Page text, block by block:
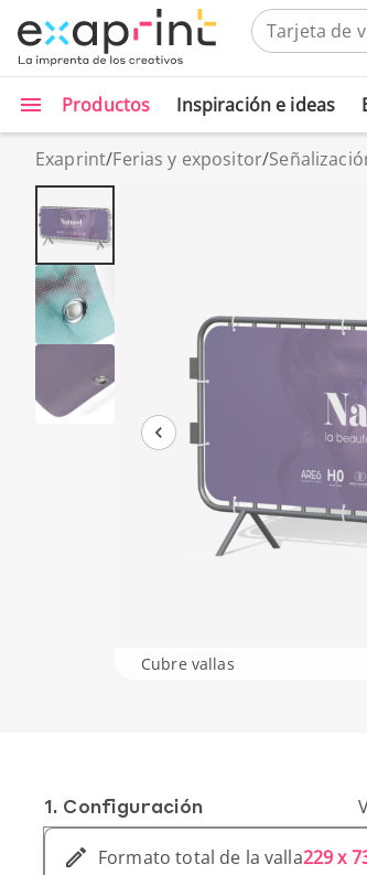
Productos Inspiración e ideas
Exaprint/Ferias y expositor/
Cubre vallas
1. Conf­iguración
Formato total de la valla229 x